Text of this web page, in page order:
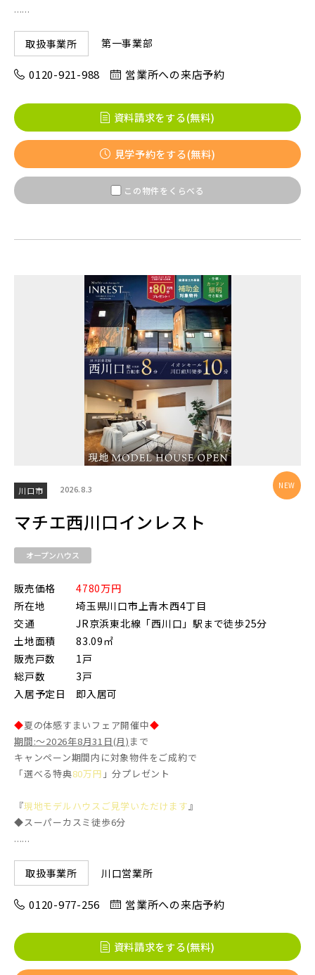
......
取扱事業所 第一事業部
0120-921-988 営業所への来店予約
資料請求をする(無料)
見学予約をする(無料)
この物件をくらべる
川口市 2026.8.3
マチエ西川口インレスト
オープンハウス
販売価格
4780万円
所在地
埼玉県川口市上青木西4丁目
交通
JR京浜東北線「西川口」駅まで徒歩25分
土地面積
83.09㎡
販売戸数
1戸
総戸数
3戸
入居予定日
即入居可
◆夏の体感すまいフェア開催中◆
期間:～2026年8月31日(月) まで
キャンペーン期間内に対象物件をご成約で
「選べる特典80万円 」分プレゼント
『現地モデルハウスご見学いただけます』
◆スーパーカスミ徒歩6分
......
取扱事業所 川口営業所
0120-977-256 営業所への来店予約
資料請求をする(無料)